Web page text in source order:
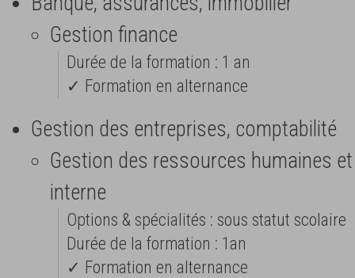
Gestion finance
Durée de la formation : 1 an
✓ Formation en alternance
Gestion des entreprises, comptabilité
Gestion des ressources humaines
interne
Options & spécialités : sous statut scolaire
Durée de la formation : 1an
✓ Formation en alternance